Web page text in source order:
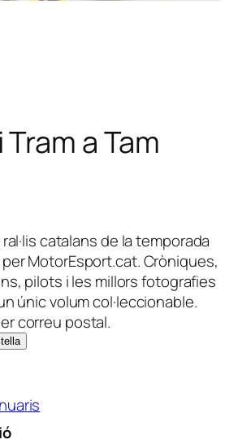
a Tam
ral·lis catalans de la temporada
MotorEsport.cat. Cròniques,
pilots i les millors fotografies
únic volum col·leccionable.
correu postal.